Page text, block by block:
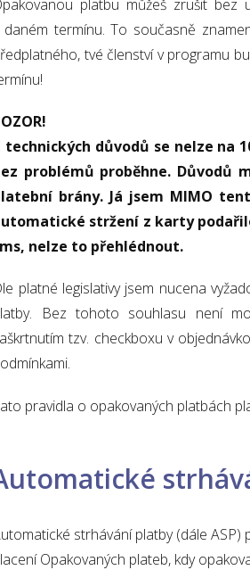
platbu můžeš zrušit bez
daném termínu. To současně
tvé členství v programu
technických důvodů se nelze na
problémů proběhne.
brány. Já jsem MIMO
stržení z karty
nelze to přehlédnout.
platné legislativy jsem nucena
Bez tohoto souhlasu není
tzv. checkboxu v
pravidla o opakovaných platbách
strhávání platby (dále
Opakovaných plateb, kdy